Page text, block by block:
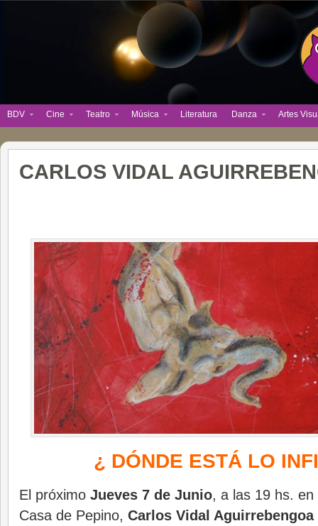
BDV Cine Teatro Música Literatura Danza Artes
CARLOS VIDAL
¿ DÓNDE ESTÁ LO
El próximo Jueves 7 de Junio, a las 19 hs.
Casa de Pepino, Carlos Vidal Aguirrebengoa